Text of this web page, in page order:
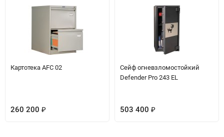
Картотека AFC 02
260 200 ₽
Сейф огневзломостойкий
Defender Pro 243 EL
503 400 ₽